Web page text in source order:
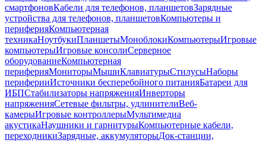
смартфоновКабели для телефонов, планшетовЗарядные
устройства для телефонов, планшетовКомпьютеры и
периферияКомпьютерная
техникаНоутбукиПланшетыМоноблокиКомпьютерыИгровые
компьютерыИгровые консолиСерверное
оборудованиеКомпьютерная
периферияМониторыМышиКлавиатурыСтилусыНаборы
периферииИсточники бесперебойного питанияБатареи для
ИБПСтабилизаторы напряженияИнверторы
напряженияСетевые фильтры, удлинителиВеб-
камерыИгровые контроллерыМультимедиа
акустикаНаушники и гарнитурыКомпьютерные кабели,
переходникиЗарядные, аккумуляторыДок-станции,